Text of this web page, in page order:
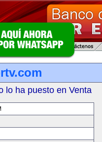
lo ha puesto en Venta